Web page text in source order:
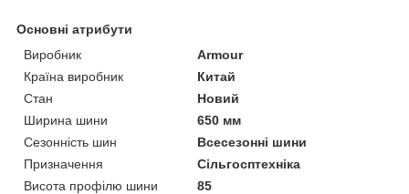
Основні атрибути
Виробник
Armour
Країна виробник
Китай
Стан
Новий
Ширина шини
650 мм
Сезонність шин
Всесезонні шини
Призначення
Сільгосптехніка
Висота профілю шини
85